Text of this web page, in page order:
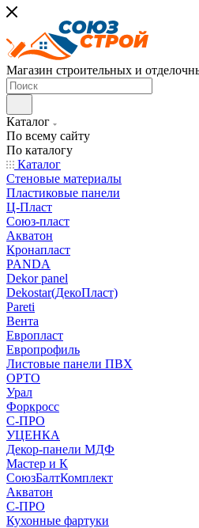
Магазин строительных и
Каталог
По всему сайту
По каталогу
Каталог
Стеновые материалы
Пластиковые панели
Ц-Пласт
Союз-пласт
Акватон
Кронапласт
PANDA
Dekor panel
Dekostar(ДекоПласт)
Pareti
Вента
Европласт
Европрофиль
Листовые панели ПВХ
ОРТО
Урал
Форкросс
С-ПРО
УЦЕНКА
Декор-панели МДФ
Мастер и К
СоюзБалтКомплект
Акватон
С-ПРО
Кухонные фартуки